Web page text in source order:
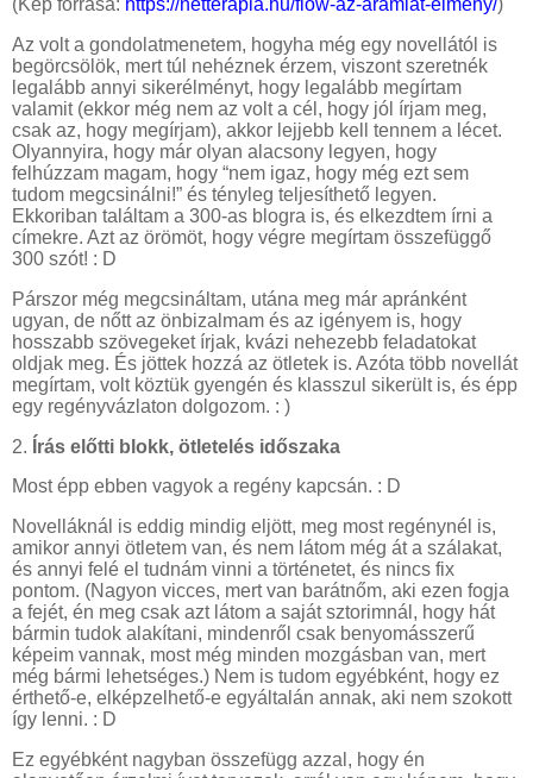
(Kép forrása: https://netterapia.hu/flow-az-aramlat-elmeny/)
Az volt a gondolatmenetem, hogyha még egy novellától is
begörcsölök, mert túl nehéznek érzem, viszont szeretnék
legalább annyi sikerélményt, hogy legalább megírtam
valamit (ekkor még nem az volt a cél, hogy jól írjam meg,
csak az, hogy megírjam), akkor lejjebb kell tennem a lécet.
Olyannyira, hogy már olyan alacsony legyen, hogy
felhúzzam magam, hogy “nem igaz, hogy még ezt sem
tudom megcsinálni!” és tényleg teljesíthető legyen.
Ekkoriban találtam a 300-as blogra is, és elkezdtem írni a
címekre. Azt az örömöt, hogy végre megírtam összefüggő
300 szót! : D
Párszor még megcsináltam, utána meg már apránként
ugyan, de nőtt az önbizalmam és az igényem is, hogy
hosszabb szövegeket írjak, kvázi nehezebb feladatokat
oldjak meg. És jöttek hozzá az ötletek is. Azóta több novellát
megírtam, volt köztük gyengén és klasszul sikerült is, és épp
egy regényvázlaton dolgozom. : )
2. Írás előtti blokk, ötletelés időszaka
Most épp ebben vagyok a regény kapcsán. : D
Novelláknál is eddig mindig eljött, meg most regénynél is,
amikor annyi ötletem van, és nem látom még át a szálakat,
és annyi felé el tudnám vinni a történetet, és nincs fix
pontom. (Nagyon vicces, mert van barátnőm, aki ezen fogja
a fejét, én meg csak azt látom a saját sztorimnál, hogy hát
bármin tudok alakítani, mindenről csak benyomásszerű
képeim vannak, most még minden mozgásban van, mert
még bármi lehetséges.) Nem is tudom egyébként, hogy ez
érthető-e, elképzelhető-e egyáltalán annak, aki nem szokott
így lenni. : D
Ez egyébként nagyban összefügg azzal, hogy én